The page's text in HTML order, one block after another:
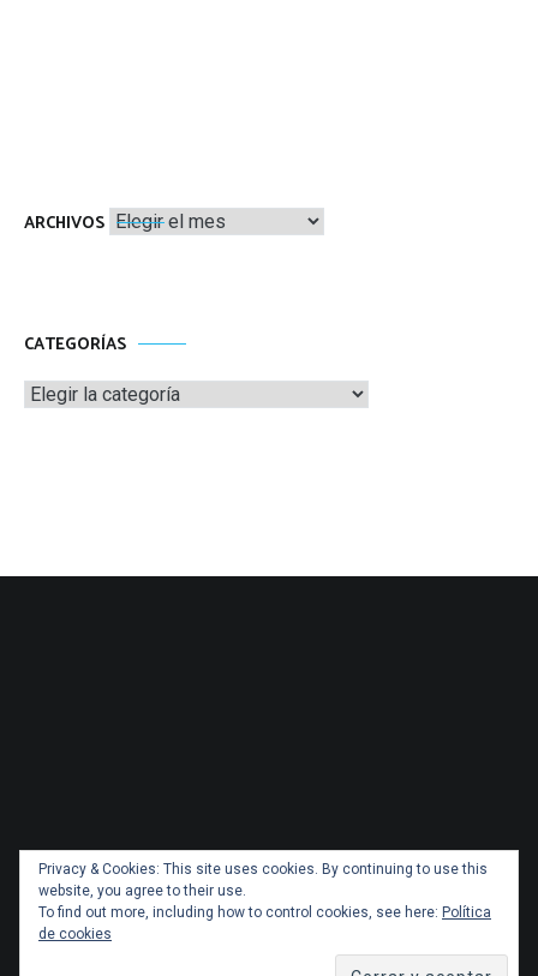
ARCHIVOS Archivos
CATEGORÍAS
Categorías
Copyright 2026 Administracionytransportes.cl Todos los
. Orgullosamente
Privacy & Cookies: This site uses cookies. By continuing to use this
website, you agree to their use.
To find out more, including how to control cookies, see here: Política
de cookies